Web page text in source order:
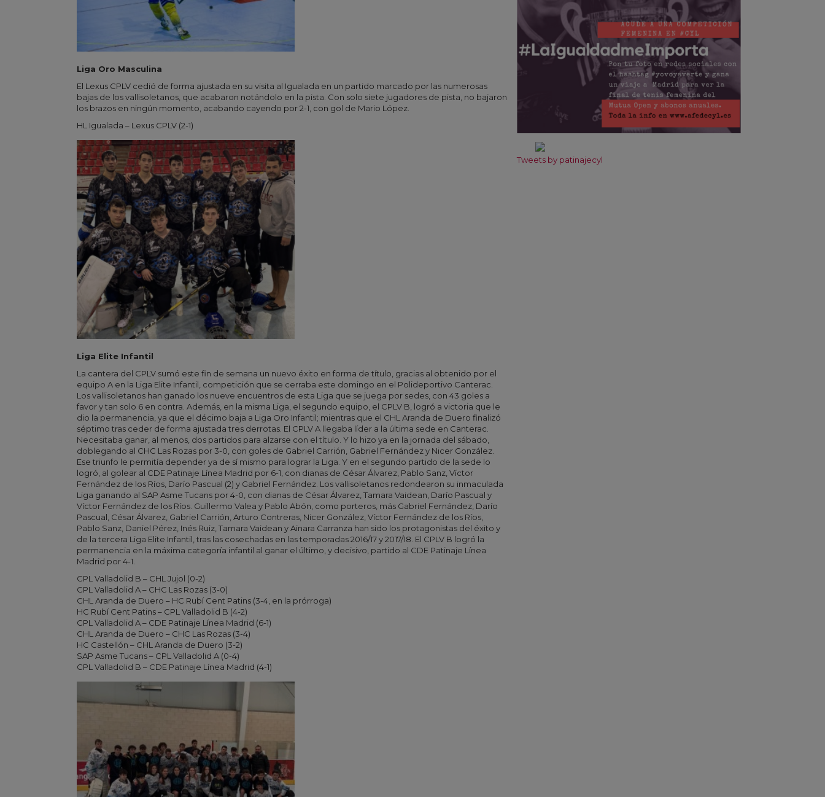
Liga Oro Masculina
El Lexus CPLV cedió de forma ajustada en su visita al Igualada en un partido marcado por las numerosas
bajas de los vallisoletanos, que acabaron notándolo en la pista. Con solo siete jugadores de pista, no bajaron
los brazos en ningún momento, acabando cayendo por 2-1, con gol de Mario López.
HL Igualada – Lexus CPLV (2-1)
Liga Elite Infantil
La cantera del CPLV sumó este fin de semana un nuevo éxito en forma de título, gracias al obtenido por el
equipo A en la Liga Elite Infantil, competición que se cerraba este domingo en el Polideportivo Canterac.
Los vallisoletanos han ganado los nueve encuentros de esta Liga que se juega por sedes, con 43 goles a
favor y tan solo 6 en contra. Además, en la misma Liga, el segundo equipo, el CPLV B, logró a victoria que le
dio la permanencia, ya que el décimo baja a Liga Oro Infantil; mientras que el CHL Aranda de Duero finalizó
séptimo tras ceder de forma ajustada tres derrotas. El CPLV A llegaba líder a la última sede en Canterac.
Necesitaba ganar, al menos, dos partidos para alzarse con el título. Y lo hizo ya en la jornada del sábado,
doblegando al CHC Las Rozas por 3-0, con goles de Gabriel Carrión, Gabriel Fernández y Nicer González.
Ese triunfo le permitía depender ya de sí mismo para lograr la Liga. Y en el segundo partido de la sede lo
logró, al golear al CDE Patinaje Línea Madrid por 6-1, con dianas de César Álvarez, Pablo Sanz, Víctor
Fernández de los Ríos, Darío Pascual (2) y Gabriel Fernández. Los vallisoletanos redondearon su inmaculada
Liga ganando al SAP Asme Tucans por 4-0, con dianas de César Álvarez, Tamara Vaidean, Darío Pascual y
Víctor Fernández de los Ríos. Guillermo Valea y Pablo Abón, como porteros, más Gabriel Fernández, Darío
Pascual, César Álvarez, Gabriel Carrión, Arturo Contreras, Nicer González, Víctor Fernández de los Ríos,
Pablo Sanz, Daniel Pérez, Inés Ruiz, Tamara Vaidean y Ainara Carranza han sido los protagonistas del éxito y
de la tercera Liga Elite Infantil, tras las cosechadas en las temporadas 2016/17 y 2017/18. El CPLV B logró la
permanencia en la máxima categoría infantil al ganar el último, y decisivo, partido al CDE Patinaje Línea
Madrid por 4-1.
CPL Valladolid B – CHL Jujol (0-2)
CPL Valladolid A – CHC Las Rozas (3-0)
CHL Aranda de Duero – HC Rubí Cent Patins (3-4, en la prórroga)
HC Rubí Cent Patins – CPL Valladolid B (4-2)
CPL Valladolid A – CDE Patinaje Línea Madrid (6-1)
CHL Aranda de Duero – CHC Las Rozas (3-4)
HC Castellón – CHL Aranda de Duero (3-2)
SAP Asme Tucans – CPL Valladolid A (0-4)
CPL Valladolid B – CDE Patinaje Línea Madrid (4-1)
Tweets by patinajecyl